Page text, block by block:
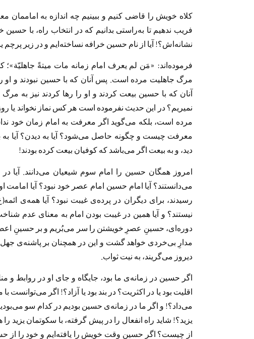
کلاه خویش را قاضی کنیم و ببینیم چه اندازه به اماممان
فریب ندهیم تا به‌راستی بدانیم که در انتخاب راه، با
نشانه‌اش؟! آیا از نام حسین خرافه نساخته‌ایم و در زیر پرچم
فرموده‌اند: «مَن لم يعرف امام زمانه مات ميتةً
مرگ جاهلیت مرده است. پس آنان که با حسین نبودند و او
آنان که با حسین بیعت کردند و او را رها کردند نيز به
نمیریم؟ در این حدیث نفرموده است هر کس نماز نخواند یا
مرده است، بلکه می‌گوید اگر معرفت به امام زمان خود
معرفت چيست و چگونه حاصل مى‌شود؟ آيا به ديدن؟ آيا به
ديد، و به بيعت اگر مى‌باشد كه كوفيان بيعت كرده بودند!
می‌دانستند؟ آیا امام حسین امام عصر خود نبود؟ آيا
رسیدند، برای دیگران در پرده‌ی غیبت نبود؟ آیا همه‌ی
نیستند؟ و آیا همین در غیبت بودن امام به معنای عدم
دوره‌اى، حسينِ عصرِ خويشتن را سر مى‌بُريم و بر حسينِ
مدارِ بى‌خردى خواهد گشت و اين در همچنان بر پاشنه‌ى جهل
ديروز مى‌گريند، به نيت ثواب.
اگر حسین در زمانه‌ی ما بود، جایگاه و جای او در روابط و
اقلیت بود یا در اکثریت؟ در بند بود یا آزاد؟! اگر
می‌داد؟! و اگر ما در زمانه‌ی حسین بودیم در كدام سو
یزید؟! شاید راه انفعال را در پیش گرفته، با سکوتمان یزید
از چیست؟ اگر حسین وقت خویش را یافته‌ایم و خود را از